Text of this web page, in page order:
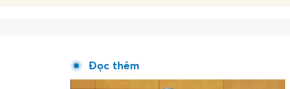
Đọc thêm